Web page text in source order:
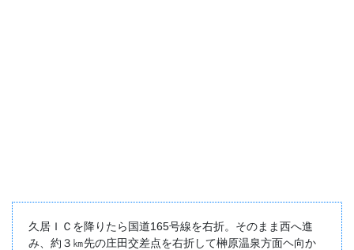
久居ＩＣを降りたら国道165号線を右折。そのまま西へ進
み、約３㎞先の庄田交差点を右折して榊原温泉方面ヘ向か